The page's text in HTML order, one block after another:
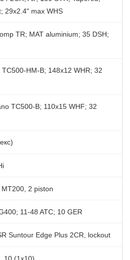
29x2.4" max WHS
TR; MAT aluminium; 35 DSH;
TC500-HM-B; 148x12 WHR; 32
TC500-B; 110x15 WHF; 32
2 piston
11-48 ATC; 10 GER
Suntour Edge Plus 2CR, lockout